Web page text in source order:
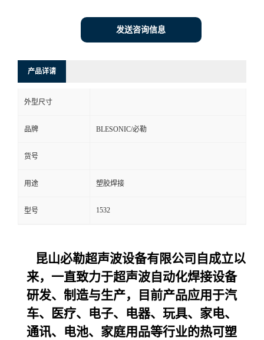
发送咨询信息
产品详请
外型尺寸
品牌 BLESONIC/必勒
货号
用途 塑胶焊接
型号 1532
昆山必勒超声波设备有限公司自成立以
来，一直致力于超声波自动化焊接设备
研发、制造与生产，目前产品应用于汽
车、医疗、电子、电器、玩具、家电、
通讯、电池、家庭用品等行业的热可塑